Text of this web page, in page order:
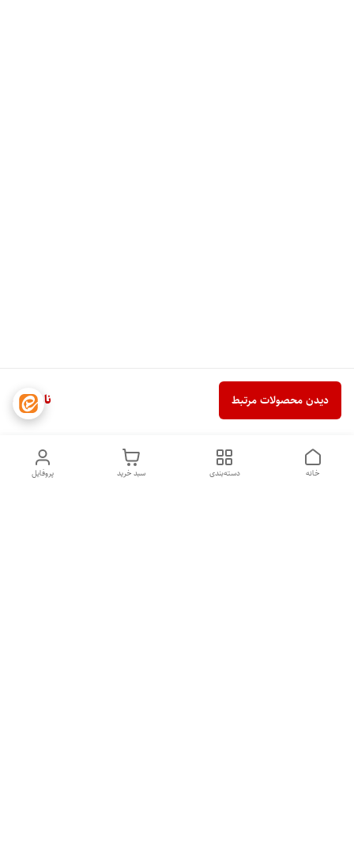
ناموجود دیدن محصولات مرتبط
پروفایل سبد خرید دسته‌بندی خانه